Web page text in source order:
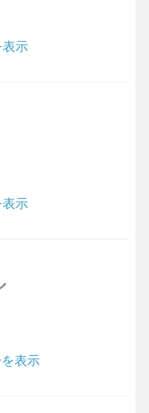
表示
表示
表示